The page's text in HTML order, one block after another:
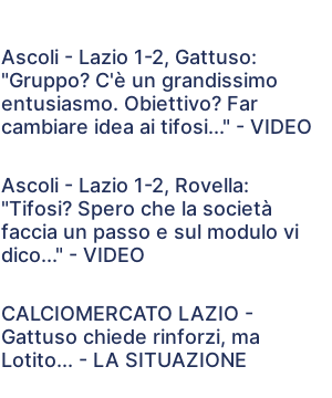
Ascoli - Lazio 1-2, Gattuso:
"Gruppo? C'è un grandissimo
entusiasmo. Obiettivo? Far
cambiare idea ai tifosi..." - VIDEO
Ascoli - Lazio 1-2, Rovella:
"Tifosi? Spero che la società
faccia un passo e sul modulo vi
dico..." - VIDEO
CALCIOMERCATO LAZIO -
Gattuso chiede rinforzi, ma
Lotito... - LA SITUAZIONE